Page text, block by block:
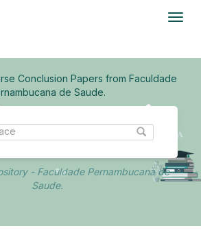
Conclusion Papers from Faculdade
de Saude.
- Faculdade Pernambucana de
Saude.